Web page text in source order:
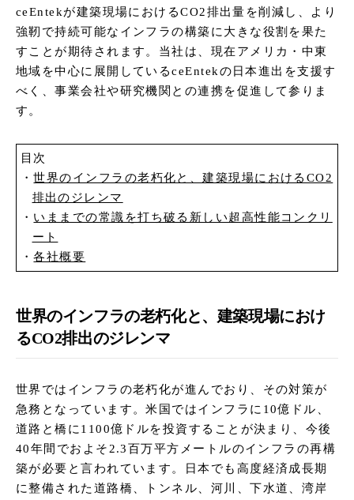
ceEntekが建築現場におけるCO2排出量を削減し、より
強靭で持続可能なインフラの構築に大きな役割を果た
すことが期待されます。当社は、現在アメリカ・中東
地域を中心に展開しているceEntekの日本進出を支援す
べく、事業会社や研究機関との連携を促進して参りま
す。
目次
世界のインフラの老朽化と、建築現場におけるCO2
排出のジレンマ
いままでの常識を打ち破る新しい超高性能コンクリ
ート
各社概要
世界のインフラの老朽化と、建築現場におけ
るCO2排出のジレンマ
世界ではインフラの老朽化が進んでおり、その対策が
急務となっています。米国ではインフラに10億ドル、
道路と橋に1100億ドルを投資することが決まり、今後
40年間でおよそ2.3百万平方メートルのインフラの再構
築が必要と言われています。日本でも高度経済成長期
に整備された道路橋、トンネル、河川、下水道、湾岸